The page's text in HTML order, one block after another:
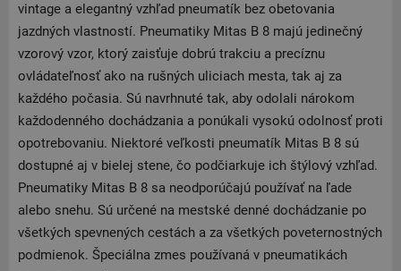
vintage a elegantný vzhľad pneumatík bez obetovania
jazdných vlastností. Pneumatiky Mitas B 8 majú jedinečný
vzorový vzor, ktorý zaisťuje dobrú trakciu a precíznu
ovládateľnosť ako na rušných uliciach mesta, tak aj za
každého počasia. Sú navrhnuté tak, aby odolali nárokom
každodenného dochádzania a ponúkali vysokú odolnosť proti
opotrebovaniu. Niektoré veľkosti pneumatík Mitas B 8 sú
dostupné aj v bielej stene, čo podčiarkuje ich štýlový vzhľad.
Pneumatiky Mitas B 8 sa neodporúčajú používať na ľade
alebo snehu. Sú určené na mestské denné dochádzanie po
všetkých spevnených cestách a za všetkých poveternostných
podmienok. Špeciálna zmes používaná v pneumatikách